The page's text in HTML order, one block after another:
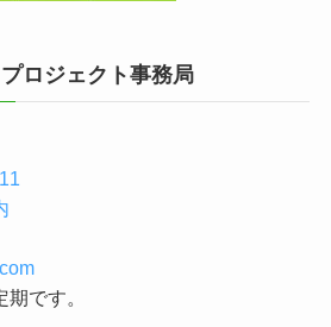
ロジェクト事務局
です。